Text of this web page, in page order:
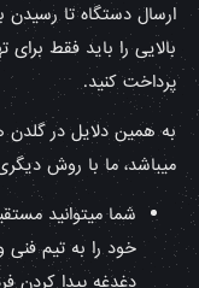
ارسال دستگاه تا رسیدن
بالایی را باید فقط
پرداخت کنید.
به همین دلایل در
میباشد، ما با روش
شما میتوانید
خود را به تیم
دغدغه پیدا کردن